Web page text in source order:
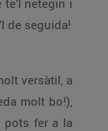
netegin i
de seguida!
versàtil, a
molt bo!),
pots fer a la